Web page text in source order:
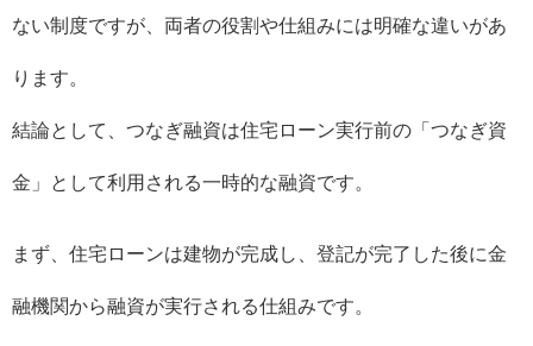
ない制度ですが、両者の役割や仕組みには明確な違いがあ
ります。
結論として、つなぎ融資は住宅ローン実行前の「つなぎ資
金」として利用される一時的な融資です。
まず、住宅ローンは建物が完成し、登記が完了した後に金
融機関から融資が実行される仕組みです。